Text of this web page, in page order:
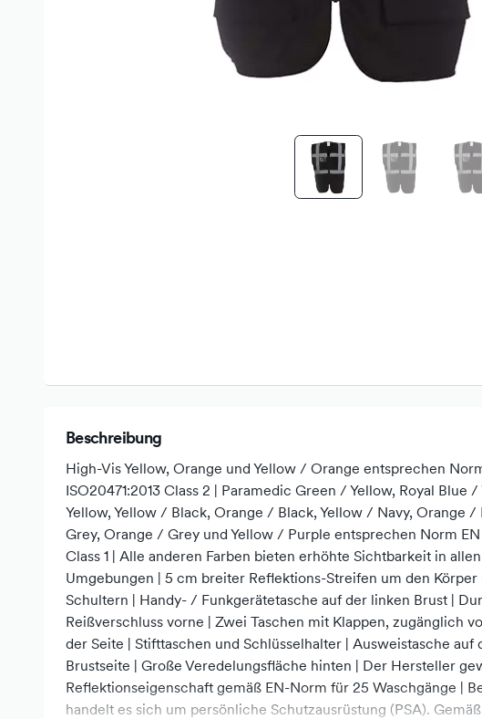
Beschreibung
High-Vis Yellow, Orange und Yellow / Orange entsprechen
ISO20471:2013 Class 2 | Paramedic Green / Yellow, Royal Blue
Yellow, Yellow / Black, Orange / Black, Yellow / Navy, Orange /
Grey, Orange / Grey und Yellow / Purple entsprechen Norm EN
Class 1 | Alle anderen Farben bieten erhöhte Sichtbarkeit in
Umgebungen | 5 cm breiter Reflektions-Streifen um den
Schultern | Handy- / Funkgerätetasche auf der linken Brust |
Reißverschluss vorne | Zwei Taschen mit Klappen, zugänglich
der Seite | Stifttaschen und Schlüsselhalter | Ausweistasche auf
Brustseite | Große Veredelungsfläche hinten | Der Hersteller
Reflektionseigenschaft gemäß EN-Norm für 25 Waschgänge |
handelt es sich um persönliche Schutzausrüstung (PSA).